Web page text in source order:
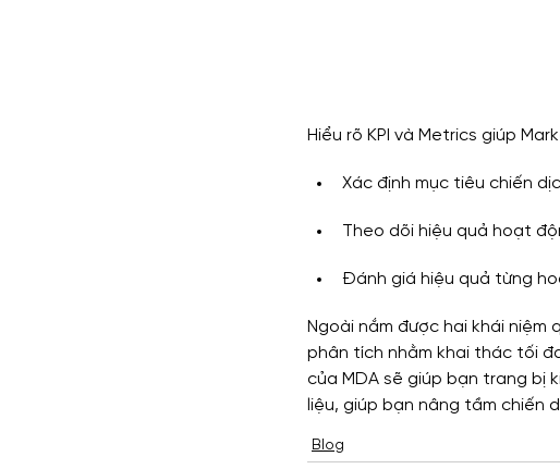
Hiểu rõ KPI và Metrics giúp
Xác định mục tiêu chiến
Theo dõi hiệu quả hoạt
Đánh giá hiệu quả từng
Ngoài nắm được hai khái
phân tích nhằm khai thác tối
của MDA sẽ giúp bạn trang bị
liệu, giúp bạn nâng tầm chiến
Blog